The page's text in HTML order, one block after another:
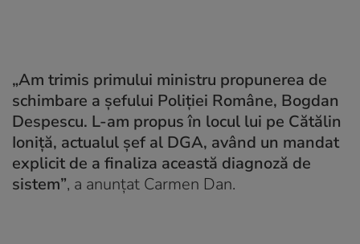
„Am trimis primului ministru propunerea de
schimbare a șefului Poliției Române, Bogdan
Despescu. L-am propus în locul lui pe Cătălin
Ioniță, actualul șef al DGA, având un mandat
explicit de a finaliza această diagnoză de
sistem”, a anunțat Carmen Dan.